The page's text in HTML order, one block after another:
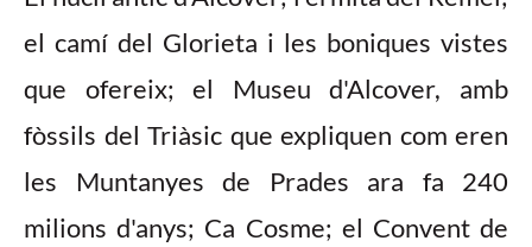
el camí del Glorieta i les boniques vistes
que ofereix; el Museu d'Alcover, amb
fòssils del Triàsic que expliquen com eren
les Muntanyes de Prades ara fa 240
milions d'anys; Ca Cosme; el Convent de